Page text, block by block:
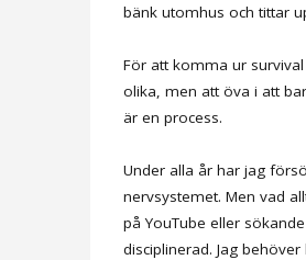
bänk utomhus och tittar
För att komma ur
olika, men att öva i att
är en process.
Under alla år har jag
nervsystemet. Men vad
på YouTube eller
disciplinerad. Jag